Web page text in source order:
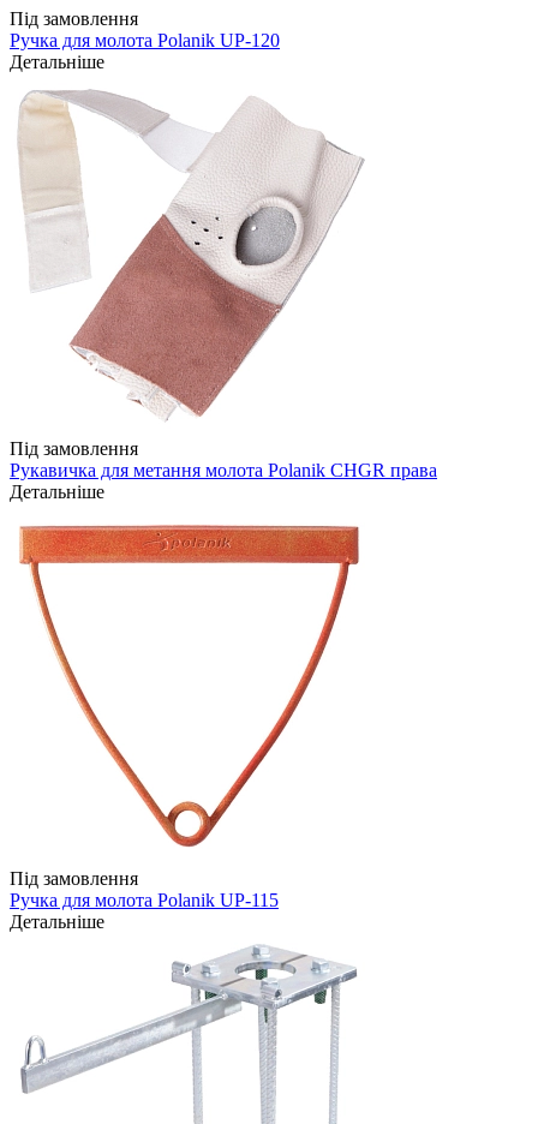
Під замовлення
Ручка для молота Polanik UP-120
Детальніше
Під замовлення
Рукавичка для метання молота Polanik CHGR права
Детальніше
Під замовлення
Ручка для молота Polanik UP-115
Детальніше